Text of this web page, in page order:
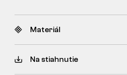
Materiál
Na stiahnutie